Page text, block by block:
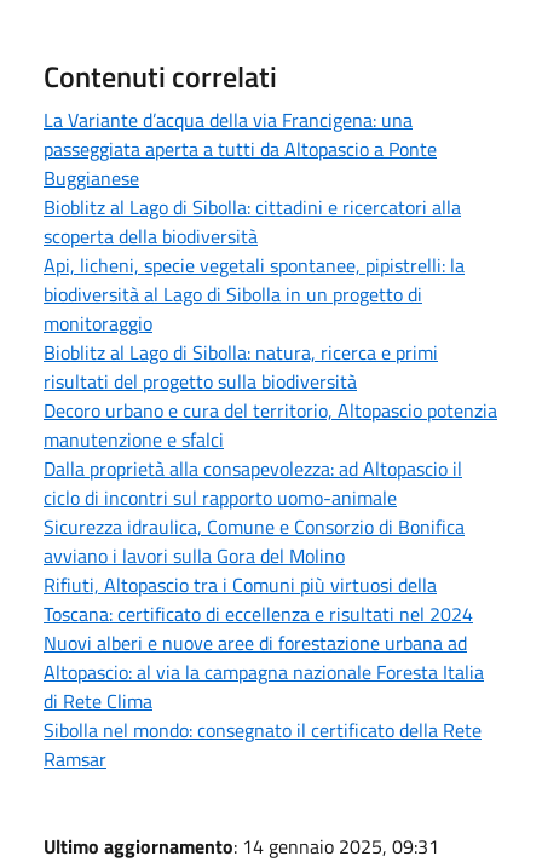
Contenuti correlati
La Variante d’acqua della via Francigena: una
passeggiata aperta a tutti da Altopascio a Ponte
Buggianese
Bioblitz al Lago di Sibolla: cittadini e ricercatori alla
scoperta della biodiversità
Api, licheni, specie vegetali spontanee, pipistrelli: la
biodiversità al Lago di Sibolla in un progetto di
monitoraggio
Bioblitz al Lago di Sibolla: natura, ricerca e primi
risultati del progetto sulla biodiversità
Decoro urbano e cura del territorio, Altopascio potenzia
manutenzione e sfalci
Dalla proprietà alla consapevolezza: ad Altopascio il
ciclo di incontri sul rapporto uomo-animale
Sicurezza idraulica, Comune e Consorzio di Bonifica
avviano i lavori sulla Gora del Molino
Rifiuti, Altopascio tra i Comuni più virtuosi della
Toscana: certificato di eccellenza e risultati nel 2024
Nuovi alberi e nuove aree di forestazione urbana ad
Altopascio: al via la campagna nazionale Foresta Italia
di Rete Clima
Sibolla nel mondo: consegnato il certificato della Rete
Ramsar
Ultimo aggiornamento: 14 gennaio 2025, 09:31